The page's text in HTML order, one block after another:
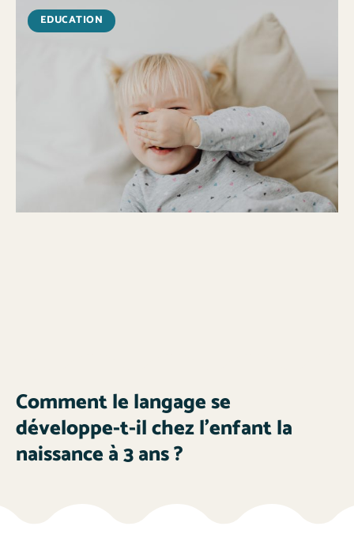
EDUCATION
Comment le langage se
développe-t-il chez l’enfant la
naissance à 3 ans ?